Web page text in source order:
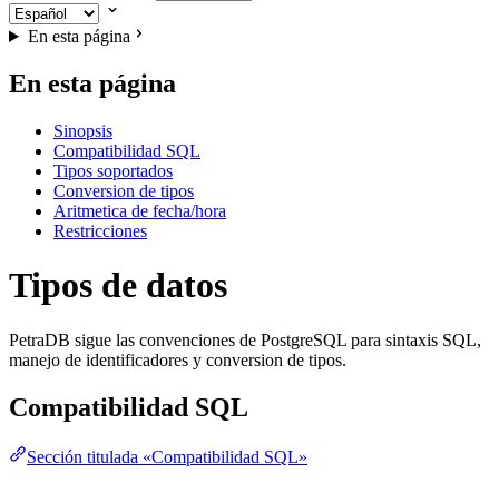
En esta página
En esta página
Sinopsis
Compatibilidad SQL
Tipos soportados
Conversion de tipos
Aritmetica de fecha/hora
Restricciones
Tipos de datos
PetraDB sigue las convenciones de PostgreSQL para sintaxis SQL,
manejo de identificadores y conversion de tipos.
Compatibilidad SQL
Sección titulada «Compatibilidad SQL»